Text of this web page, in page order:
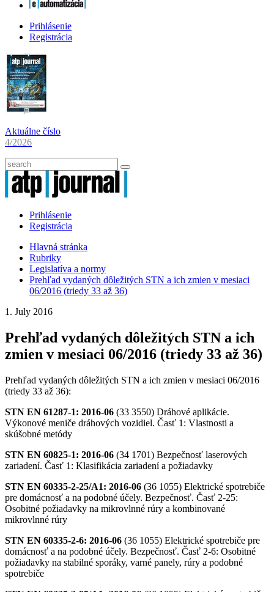
Prihlásenie
Registrácia
Aktuálne číslo
4/2026
Prihlásenie
Registrácia
Hlavná stránka
Rubriky
Legislatíva a normy
Prehľad vydaných dôležitých STN a ich zmien v mesiaci
06/2016 (triedy 33 až 36)
1. July 2016
Prehľad vydaných dôležitých STN a ich
zmien v mesiaci 06/2016 (triedy 33 až 36)
Prehľad vydaných dôležitých STN a ich zmien v mesiaci 06/2016
(triedy 33 až 36):
STN EN 61287-1: 2016-06 (33 3550) Dráhové aplikácie.
Výkonové meniče dráhových vozidiel. Časť 1: Vlastnosti a
skúšobné metódy
STN EN 60825-1: 2016-06 (34 1701) Bezpečnosť laserových
zariadení. Časť 1: Klasifikácia zariadení a požiadavky
STN EN 60335-2-25/A1: 2016-06 (36 1055) Elektrické spotrebiče
pre domácnosť a na podobné účely. Bezpečnosť. Časť 2-25:
Osobitné požiadavky na mikrovlnné rúry a kombinované
mikrovlnné rúry
STN EN 60335-2-6: 2016-06 (36 1055) Elektrické spotrebiče pre
domácnosť a na podobné účely. Bezpečnosť. Časť 2-6: Osobitné
požiadavky na stabilné sporáky, varné panely, rúry a podobné
spotrebiče